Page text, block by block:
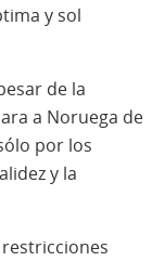
y sol
de la
a Noruega de
por los
y la